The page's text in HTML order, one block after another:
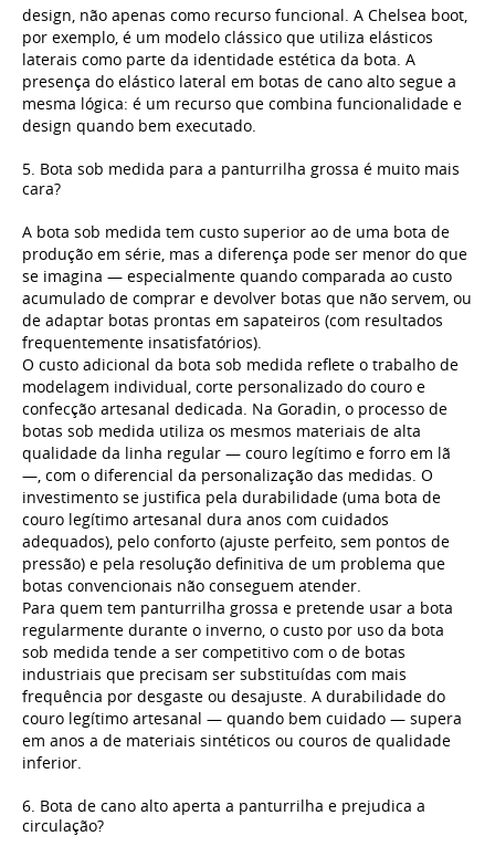
design, não apenas como recurso funcional. A Chelsea boot,
por exemplo, é um modelo clássico que utiliza elásticos
laterais como parte da identidade estética da bota. A
presença do elástico lateral em botas de cano alto segue a
mesma lógica: é um recurso que combina funcionalidade e
design quando bem executado.
5. Bota sob medida para a panturrilha grossa é muito mais
cara?
A bota sob medida tem custo superior ao de uma bota de
produção em série, mas a diferença pode ser menor do que
se imagina — especialmente quando comparada ao custo
acumulado de comprar e devolver botas que não servem, ou
de adaptar botas prontas em sapateiros (com resultados
frequentemente insatisfatórios).
O custo adicional da bota sob medida reflete o trabalho de
modelagem individual, corte personalizado do couro e
confecção artesanal dedicada. Na Goradin, o processo de
botas sob medida utiliza os mesmos materiais de alta
qualidade da linha regular — couro legítimo e forro em lã
—, com o diferencial da personalização das medidas. O
investimento se justifica pela durabilidade (uma bota de
couro legítimo artesanal dura anos com cuidados
adequados), pelo conforto (ajuste perfeito, sem pontos de
pressão) e pela resolução definitiva de um problema que
botas convencionais não conseguem atender.
Para quem tem panturrilha grossa e pretende usar a bota
regularmente durante o inverno, o custo por uso da bota
sob medida tende a ser competitivo com o de botas
industriais que precisam ser substituídas com mais
frequência por desgaste ou desajuste. A durabilidade do
couro legítimo artesanal — quando bem cuidado — supera
em anos a de materiais sintéticos ou couros de qualidade
inferior.
6. Bota de cano alto aperta a panturrilha e prejudica a
circulação?